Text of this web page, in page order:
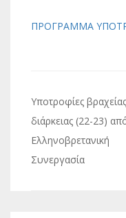
ΠΡΟΓΡΑΜΜΑ
Πλοήγηση
άρθρων
Υποτροφίες βραχείας
διάρκειας (22-23)
Ελληνοβρετανική
Συνεργασία